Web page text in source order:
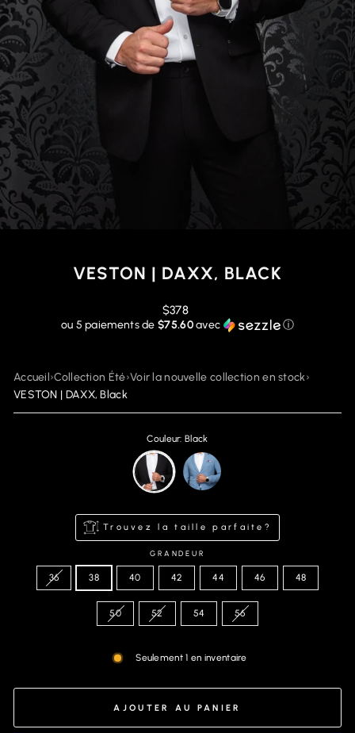
VESTON | DAXX, BLACK
Prix
régulier
$378
ou 5 paiements de$75.60avec ⓘ
Accueil›Collection Été›Voir la nouvelle collection en stock›
VESTON | DAXX, Black
Couleur: Black
Trouvez la taille parfaite?
GRANDEUR
36 38 40 42 44 46 48
50 52 54 56
Seulement 1 en inventaire
AJOUTER AU PANIER